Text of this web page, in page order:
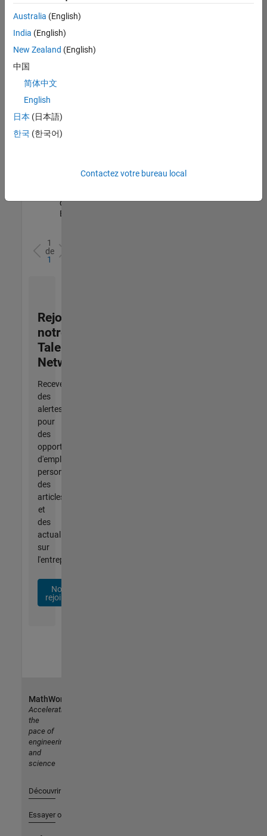
pour
l’ensemble
des
opportunités
votre
région.
Senior Software Quality Engineer
Senior
Engineer
qualité |
Expérimenté(e)
1
de
1
Rejoignez
notre
Talent
Network
Recevez
des
alertes
pour
des
opportunités
d'emploi
personnalisées,
des
articles
et
des
actualités
sur
l'entreprise.
Nous
rejoindre
Australia (English)
India (English)
New Zealand (English)
中国
简体中文
English
日本 (日本語)
한국 (한국어)
Contactez votre bureau local
MathWorks
Accelerating
the
pace of
engineering
and
science
Découvrir les produits
Essayer ou acheter